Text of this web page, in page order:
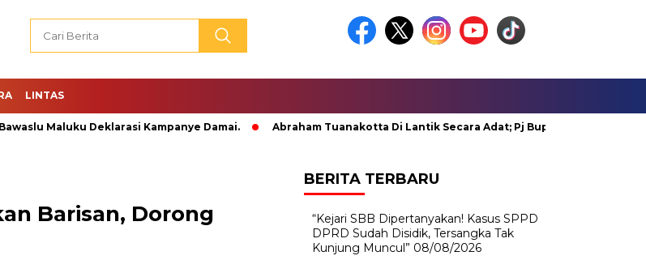
LINTAS
Maluku Deklarasi Kampanye Damai. Abraham Tuanakotta Di Lantik Secara Adat; Pj Bupati Malteng Minta
Barisan, Dorong
BERITA TERBARU
“Kejari SBB Dipertanyakan! Kasus SPPD
DPRD Sudah Disidik, Tersangka Tak
Kunjung Muncul” 08/08/2026